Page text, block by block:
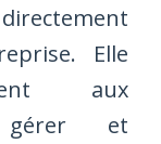
Elle
aux
gérer et